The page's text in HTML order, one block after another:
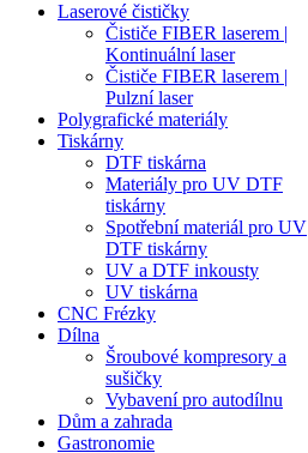
Laserové čističky
Čističe FIBER laserem |
Kontinuální laser
Čističe FIBER laserem |
Pulzní laser
Polygrafické materiály
Tiskárny
DTF tiskárna
Materiály pro UV DTF
tiskárny
Spotřební materiál pro UV
DTF tiskárny
UV a DTF inkousty
UV tiskárna
CNC Frézky
Dílna
Šroubové kompresory a
sušičky
Vybavení pro autodílnu
Dům a zahrada
Gastronomie